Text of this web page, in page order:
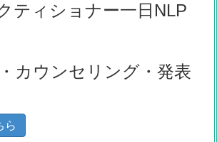
ティショナー一日NLP
カウンセリング・発表
ら